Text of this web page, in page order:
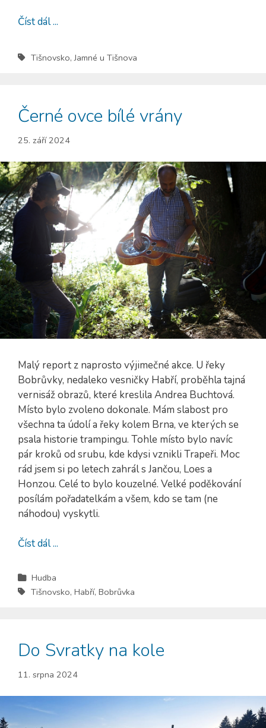
Číst dál ...
Tišnovsko,Jamné u Tišnova
Černé ovce bílé vrány
25. září 2024
Malý report z naprosto výjimečné akce. U řeky
Bobrůvky, nedaleko vesničky Habří, proběhla tajná
vernisáž obrazů, které kreslila Andrea Buchtová.
Místo bylo zvoleno dokonale. Mám slabost pro
všechna ta údolí a řeky kolem Brna, ve kterých se
psala historie trampingu. Tohle místo bylo navíc
pár kroků od srubu, kde kdysi vznikli Trapeři. Moc
rád jsem si po letech zahrál s Jančou, Loes a
Honzou. Celé to bylo kouzelné. Velké poděkování
posílám pořadatelkám a všem, kdo se tam (ne
náhodou) vyskytli.
Číst dál ...
Hudba
Tišnovsko, Habří, Bobrůvka
Do Svratky na kole
11. srpna 2024